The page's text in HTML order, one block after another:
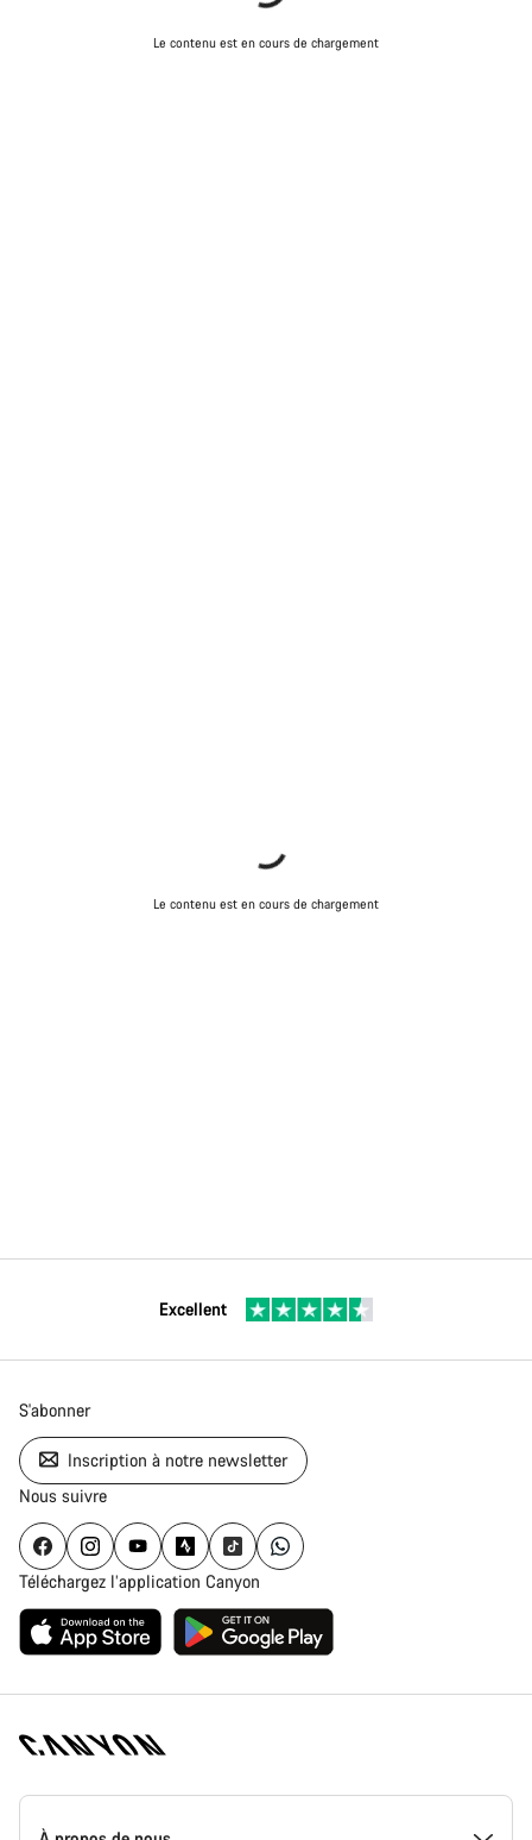
Le contenu est en cours de chargement
Le contenu est en cours de chargement
Excellent
S'abonner
Inscription à notre newsletter
Nous suivre
Téléchargez l’application Canyon
Page
d'accueil